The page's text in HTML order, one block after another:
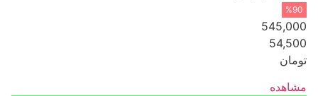
%90
545,000
54,500
تومان
مشاهده